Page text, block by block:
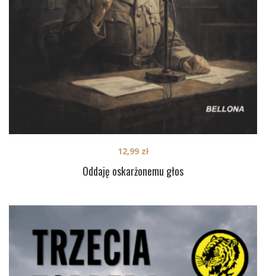
Oddaję oskarżonemu głos
12,99 zł